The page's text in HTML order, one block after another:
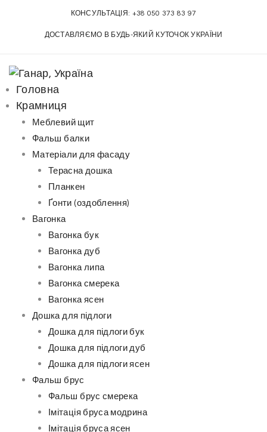
o
c
КОНСУЛЬТАЦІЯ: +38 050 373 83 97
ДОСТАВЛЯЄМО В БУДЬ-ЯКИЙ КУТОЧОК УКРАЇНИ
Головна
Крамниця
Меблевий щит
Фальш балки
Матеріали для фасаду
Терасна дошка
Планкен
Ґонти (оздоблення)
Вагонка
Вагонка бук
Вагонка дуб
Вагонка липа
Вагонка смерека
Вагонка ясен
Дошка для підлоги
Дошка для підлоги бук
Дошка для підлоги дуб
Дошка для підлоги ясен
Фальш брус
Фальш брус смерека
Імітація бруса модрина
Імітація бруса ясен